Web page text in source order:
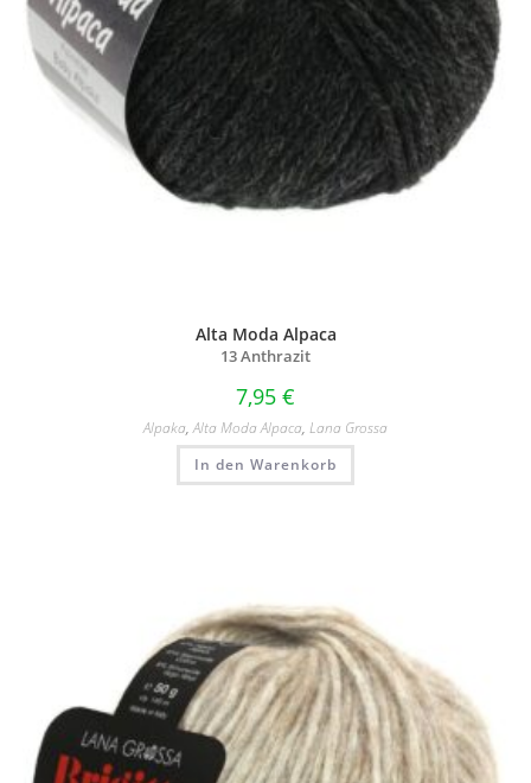
Alta Moda Alpaca
13 Anthrazit
7,95 €
Alpaka,Alta Moda Alpaca, Lana Grossa
In den Warenkorb